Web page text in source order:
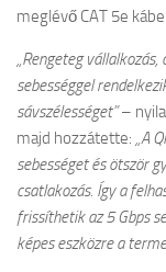
meglévő CAT 5e
„Rengeteg
sebességgel
sávszélességet”–
majd hozzátette: „A
sebességet és ötször
csatlakozás. Így a
frissíthetik az 5 Gbps
képes eszközre a